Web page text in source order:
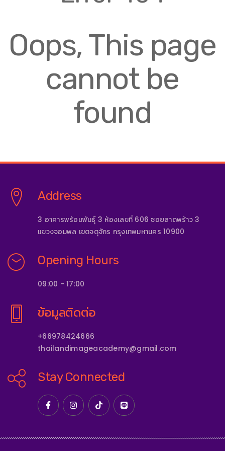
Oops, This page
cannot be
found
Address
3 อาคารพร้อมพันธุ์ 3 ห้องเลขที่ 606 ซอยลาดพร้าว 3
แขวงจอมพล เขตจตุจักร กรุงเทพมหานคร 10900
Opening Hours
09:00 - 17:00
ข้อมูลติดต่อ
+66978424666
thailandimageacademy@gmail.com
Stay Connected